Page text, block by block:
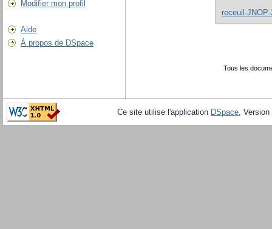
Modifier mon profil
Aide
À propos de DSpace
receuil-
Tous les
Ce site utilise l'application DSpace,